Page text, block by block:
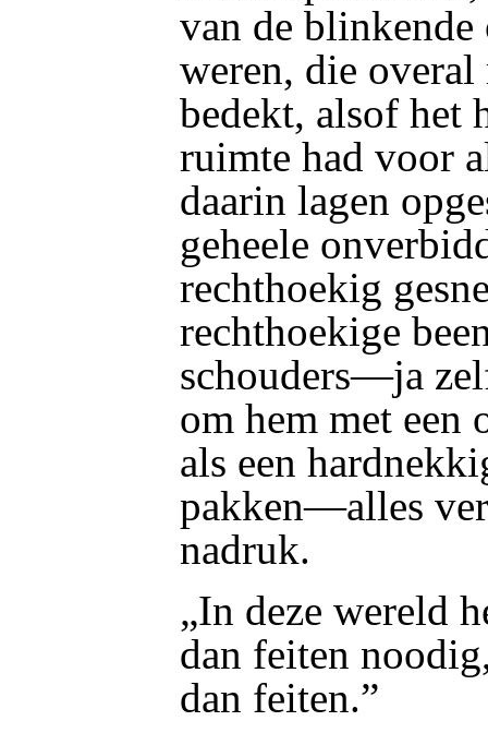
van de
weren, die
bedekt, alsof het
ruimte had voor
daarin lagen
geheele
rechthoekig
rechthoekige
schouders—ja
om hem met een
als een
pakken—alles
nadruk.
„In deze wereld
dan feiten
dan feiten.”